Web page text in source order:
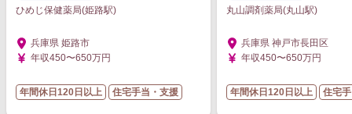
ひめじ保健薬局(姫路駅)
兵庫県 姫路市
年収450〜650万円
年間休日120日以上 住宅手当・支援
丸山調剤薬局(丸山駅)
兵庫県 神戸市長田区
年収450〜650万円
年間休日120日以上 住宅